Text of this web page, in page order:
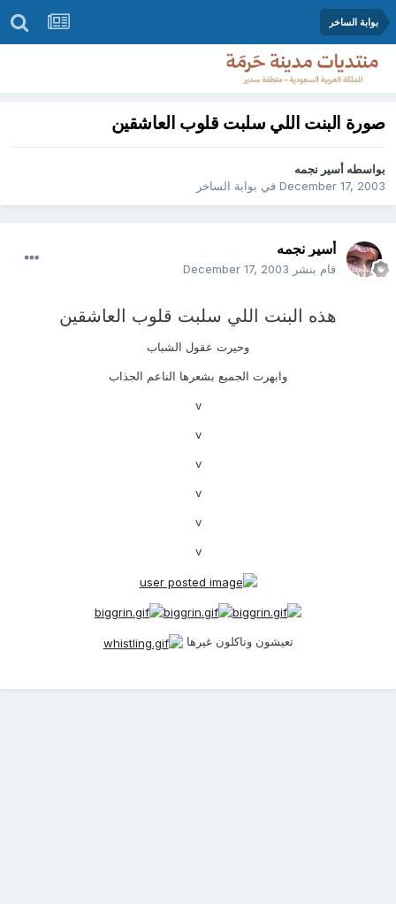
بوابة الساخر
صورة البنت اللي سلبت قلوب العاشقين
بواسطه أسير نجمه
December 17, 2003في بوابة الساخر
أسير نجمه
قام بنشر December 17, 2003
هذه البنت اللي سلبت قلوب العاشقين
وحيرت عقول الشباب
وابهرت الجميع بشعرها الناعم الجذاب
v
v
v
v
v
v
تعيشون وتاكلون غيرها